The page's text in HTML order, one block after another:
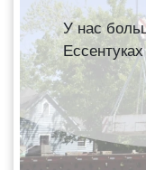
У нас
Ессентуках